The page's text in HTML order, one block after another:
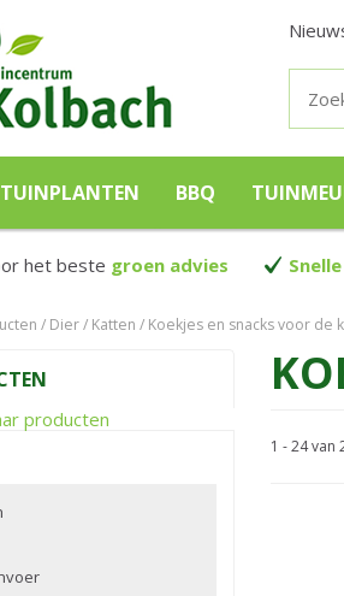
Dier Katten Koekjes en snacks voor de
TUINPLANTEN BBQ
het beste groen advies
1 - 24 van
producten